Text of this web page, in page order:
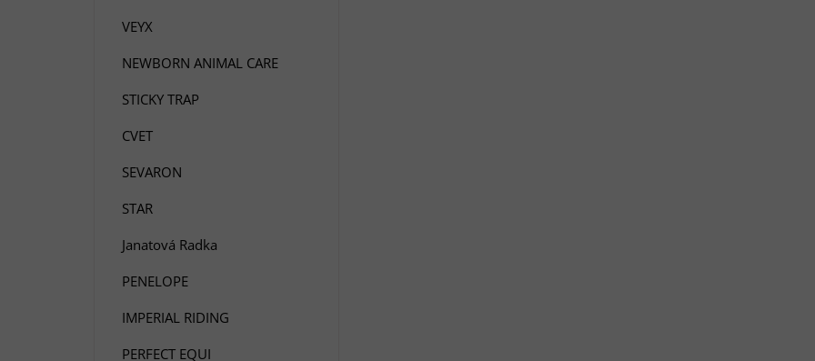
VEYX
NEWBORN ANIMAL CARE
STICKY TRAP
CVET
SEVARON
STAR
Janatová Radka
PENELOPE
IMPERIAL RIDING
PERFECT EQUI